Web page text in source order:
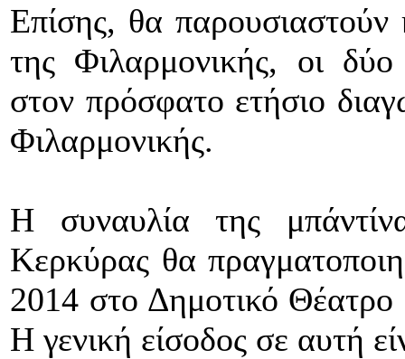
Επίσης, θα παρουσιαστούν
της Φιλαρμονικής, οι
στον πρόσφατο ετήσιο
Φιλαρμονικής.
Η συναυλία της
Κερκύρας θα
2014 στο Δημοτικό
Η γενική είσοδος σε αυτή